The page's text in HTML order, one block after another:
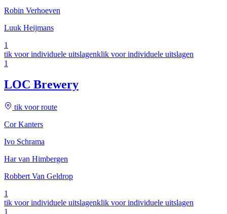
Robin Verhoeven
Luuk Heijmans
1
tik voor individuele uitslagenklik voor individuele uitslagen
1
LOC Brewery
tik voor route
Cor Kanters
Ivo Schrama
Har van Himbergen
Robbert Van Geldrop
1
tik voor individuele uitslagenklik voor individuele uitslagen
1